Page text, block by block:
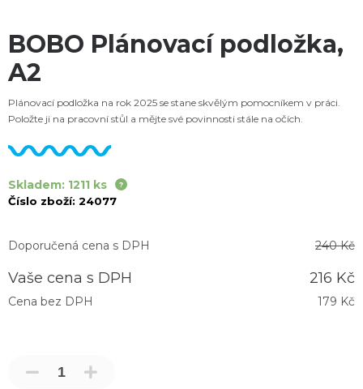
BOBO Plánovací podložka,
A2
Plánovací podložka na rok 2025 se stane skvělým pomocníkem v práci.
Položte ji na pracovní stůl a mějte své povinnosti stále na očích.
Skladem: 1211 ks
Číslo zboží: 24077
Doporučená cena s DPH 240 Kč
Vaše cena s DPH 216 Kč
Cena bez DPH 179 Kč